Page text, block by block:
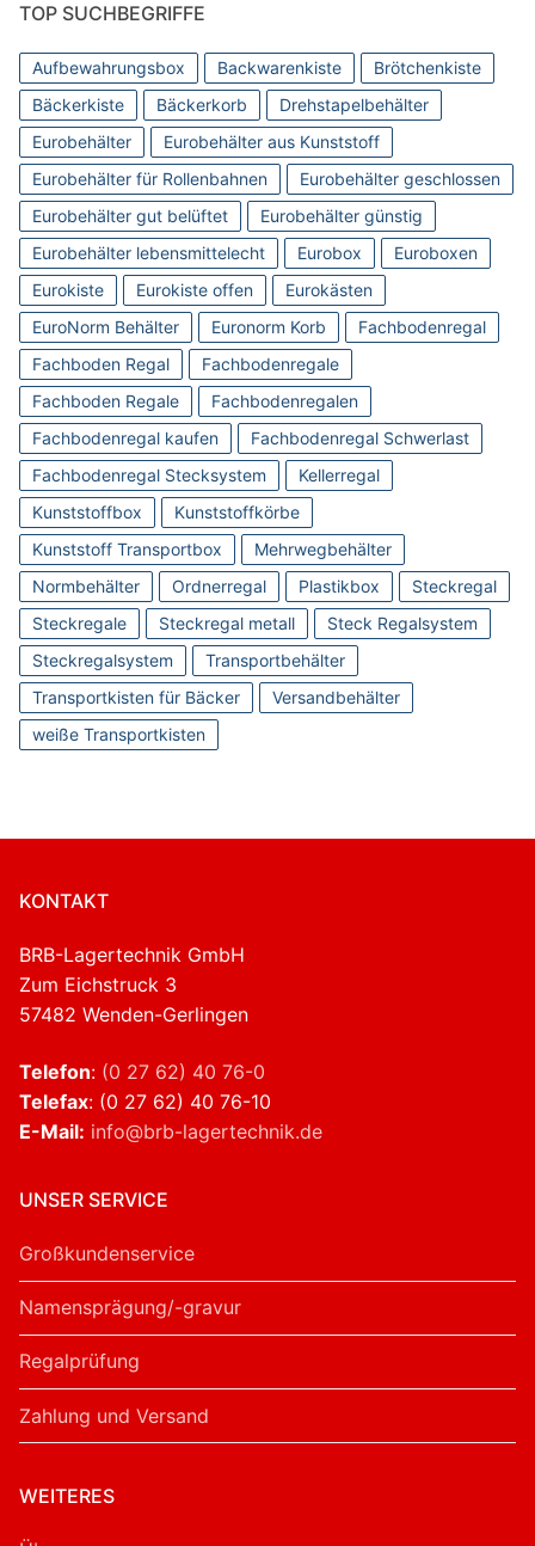
TOP SUCHBEGRIFFE
Aufbewahrungsbox Backwarenkiste
Brötchenkiste
Bäckerkiste
Bäckerkorb
Drehstapelbehälter
Eurobehälter
Eurobehälter aus Kunststoff
Eurobehälter für Rollenbahnen
Eurobehälter geschlossen
Eurobehälter gut belüftet
Eurobehälter günstig
Eurobehälter lebensmittelecht
Eurobox
Euroboxen
Eurokiste
Eurokiste offen
Eurokästen
EuroNorm Behälter
Euronorm Korb
Fachbodenregal
Fachboden Regal
Fachbodenregale
Fachboden Regale
Fachbodenregalen
Fachbodenregal kaufen
Fachbodenregal Schwerlast
Fachbodenregal Stecksystem
Kellerregal
Kunststoffbox
Kunststoffkörbe
Kunststoff Transportbox
Mehrwegbehälter
Normbehälter
Ordnerregal Plastikbox
Steckregal
Steckregale
Steckregal metall
Steck Regalsystem
Steckregalsystem
Transportbehälter
Transportkisten für Bäcker
Versandbehälter
weiße Transportkisten
KONTAKT
BRB-Lagertechnik GmbH
Zum Eichstruck 3
57482 Wenden-Gerlingen
Telefon: (0 27 62) 40 76-0
Telefax: (0 27 62) 40 76-10
E-Mail: info@brb-lagertechnik.de
UNSER SERVICE
Großkundenservice
Namensprägung/-gravur
Regalprüfung
Zahlung und Versand
WEITERES